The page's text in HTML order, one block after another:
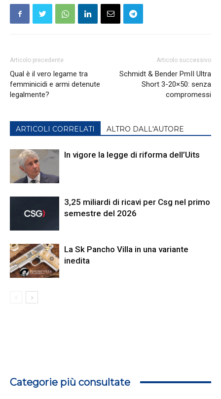
Articolo precedente
Qual è il vero legame tra
femminicidi e armi detenute
legalmente?
Articolo successivo
Schmidt & Bender PmII Ultra
Short 3-20×50: senza
compromessi
ARTICOLI CORRELATI ALTRO DALL'AUTORE
In vigore la legge di riforma dell’Uits
3,25 miliardi di ricavi per Csg nel primo
semestre del 2026
La Sk Pancho Villa in una variante
inedita
Categorie più consultate